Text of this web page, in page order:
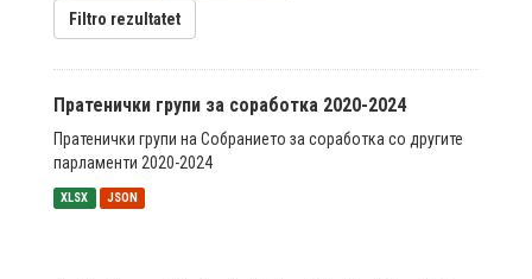
Filtro rezultatet
Пратенички групи за соработка 2020-2024
Пратенички групи на Собранието за соработка со другите
парламенти 2020-2024
XLSX JSON